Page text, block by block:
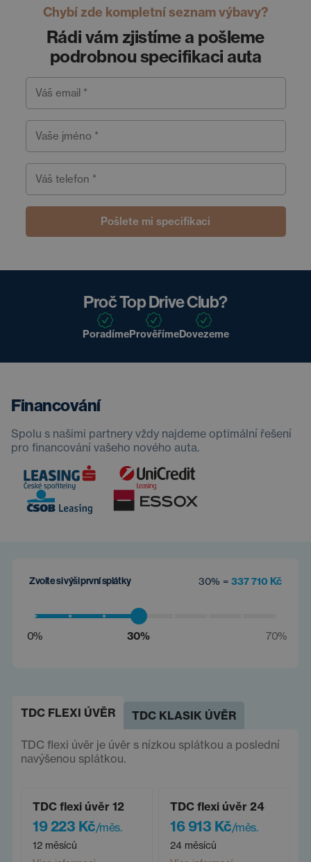
Chybí zde kompletní seznam výbavy?
Rádi vám zjistíme a pošleme
podrobnou specifikaci auta
Váš email *
Vaše jméno *
Váš telefon *
Pošlete mi specifikaci
Proč Top Drive Club?
PoradímePrověřímeDovezeme
Financování
Spolu s našimi partnery vždy najdeme optimální řešení
pro financování vašeho nového auta.
Zvolte si výši první splátky 30% = 337 710 Kč
0% 30% 70%
TDC FLEXI ÚVĚR TDC KLASIK ÚVĚR
TDC flexi úvěr je úvěr s nízkou splátkou a poslední
navýšenou splátkou.
TDC flexi úvěr 12
19 223 Kč/měs.
12 měsíců
TDC flexi úvěr 24
16 913 Kč/měs.
24 měsíců